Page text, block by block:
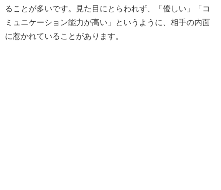
ることが多いです。見た目にとらわれず、「優しい」「コ
ミュニケーション能力が高い」というように、相手の内面
に惹かれていることがあります。